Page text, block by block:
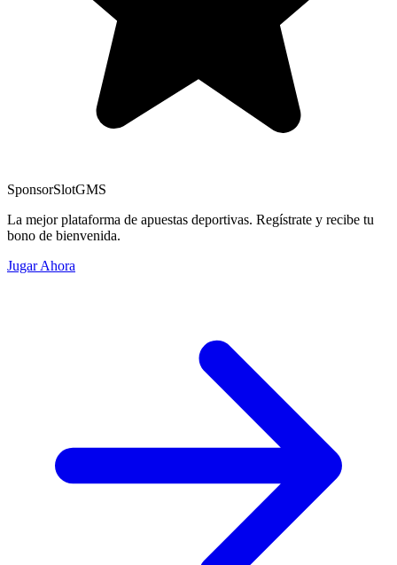
SponsorSlotGMS
La mejor plataforma de apuestas deportivas. Regístrate y recibe tu
bono de bienvenida.
Jugar Ahora